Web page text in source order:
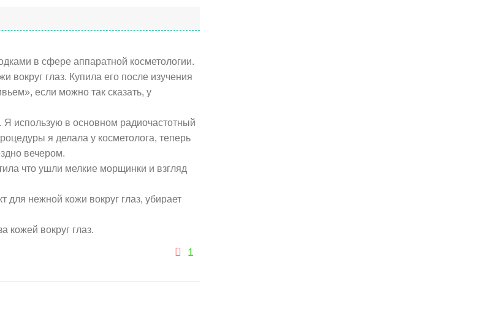
в сфере аппаратной косметологии.
вокруг глаз. Купила его после изучения
если можно так сказать, у
использую в основном радиочастотный
я делала у косметолога, теперь
вечером.
что ушли мелкие морщинки и взгляд
для нежной кожи вокруг глаз, убирает
кожей вокруг глаз.
1